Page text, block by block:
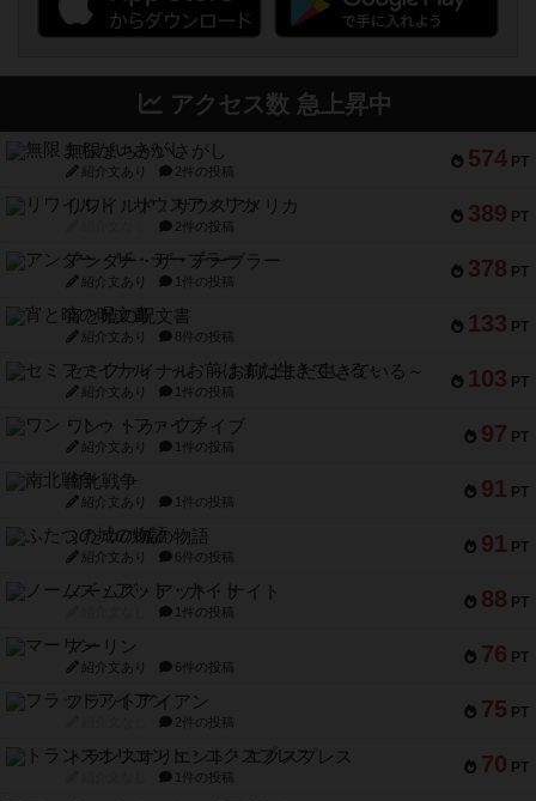
アクセス数 急上昇中
574 PT
無限まちがいさがし
紹介文あり 2件の投稿
389 PT
リワイルド：サウスアメリカ
2件の投稿
378 PT
アンダー・ザ・テーブラー
紹介文あり 1件の投稿
133 PT
宵と暁の呪文書
紹介文あり 8件の投稿
103 PT
セミファイナル ～お前はまだ生きている～
紹介文あり 1件の投稿
97 PT
ワン・トゥ・ファイブ
紹介文あり 1件の投稿
91 PT
南北戦争
紹介文あり 1件の投稿
91 PT
ふたつの城の物語
紹介文あり 6件の投稿
88 PT
ノームズ・アット・ナイト
1件の投稿
76 PT
マーリン
紹介文あり 6件の投稿
75 PT
フラットアイアン
2件の投稿
70 PT
トランスオリエント・エクスプレス
1件の投稿